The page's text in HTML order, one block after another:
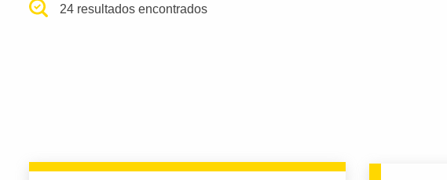
24 resultados encontrados